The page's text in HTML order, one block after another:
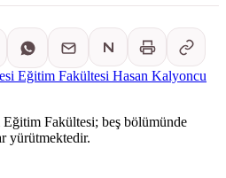
Eğitim Fakültesi Hasan Kalyoncu
Fakültesi; beş bölümünde
yürütmektedir.